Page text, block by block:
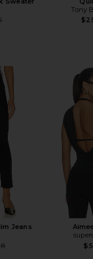
price:
Tony
Jeans
price: